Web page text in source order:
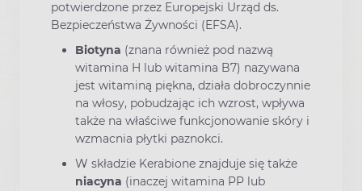
potwierdzone przez Europejski Urząd ds.
Bezpieczeństwa Żywności (EFSA).
Biotyna (znana również pod nazwą
witamina H lub witamina B7) nazywana
jest witaminą piękna, działa dobroczynnie
na włosy, pobudzając ich wzrost, wpływa
także na właściwe funkcjonowanie skóry i
wzmacnia płytki paznokci.
W składzie Kerabione znajduje się także
niacyna (inaczej witamina PP lub